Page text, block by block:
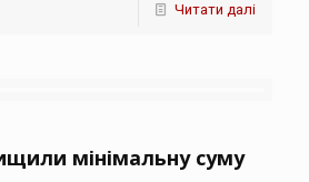
Читати далі
мінімальну суму